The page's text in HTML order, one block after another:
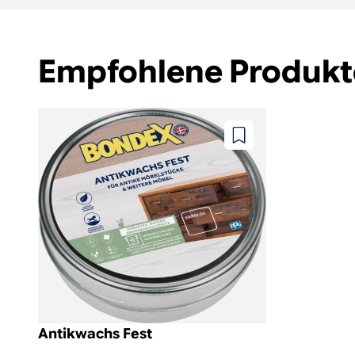
Empfohlene
Zu
wunschzettel
hinzufügen
Antikwachs Fest